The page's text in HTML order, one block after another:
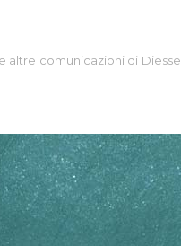
comunicazioni di Diesse,